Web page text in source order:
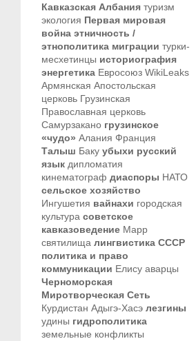
Кавказская Албания туризм
экология Первая мировая
война этничность /
этнополитика миграции турки-
месхетинцы историография
энергетика Евросоюз WikiLeaks
Армянская Апостольская
церковь Грузинская
Православная церковь
Самурзакано грузинское
«чудо» Алания Франция
Талыш Баку убыхи русский
язык дипломатия
кинематограф диаспоры НАТО
сельское хозяйство
Ингушетия вайнахи городская
культура советское
кавказоведение Марр
святилища лингвистика СССР
политика и право
коммуникации Елису аварцы
Черноморская
Миротворческая Сеть
Курдистан Адыгэ-Хасэ лезгины
удины гидрополитика
земельные конфликты